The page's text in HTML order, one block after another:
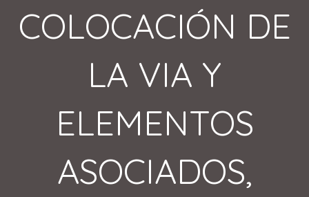
COLOCACIÓN DE
LA VIA Y
ELEMENTOS
ASOCIADOS,